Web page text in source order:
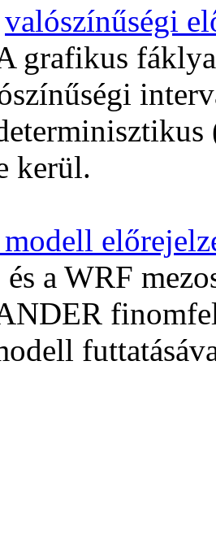
valószínűségi
grafikus
kerül.
a WRF